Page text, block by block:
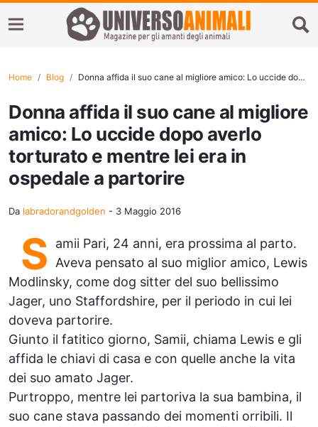
Home Blog Donna affida il suo cane al migliore amico: Lo uccide dopo averlo torturato e mentre lei era in ospedale a partorire
Donna affida il suo cane al migliore
amico: Lo uccide dopo averlo
torturato e mentre lei era in
ospedale a partorire
Da labradorandgolden - 3 Maggio 2016
S
amii Pari, 24 anni, era prossima al parto.
Aveva pensato al suo miglior amico, Lewis
Modlinsky, come dog sitter del suo bellissimo
Jager, uno Staffordshire, per il periodo in cui lei
doveva partorire.
Giunto il fatitico giorno, Samii, chiama Lewis e gli
affida le chiavi di casa e con quelle anche la vita
dei suo amato Jager.
Purtroppo, mentre lei partoriva la sua bambina, il
suo cane stava passando dei momenti orribili. Il